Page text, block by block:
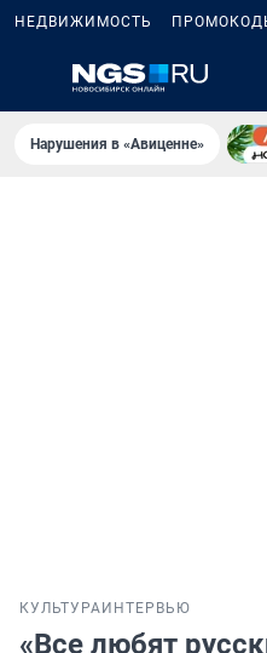
НЕДВИЖИМОСТЬ
Нарушения в «Авиценне»
КУЛЬТУРА ИНТЕРВЬЮ
«Все любят